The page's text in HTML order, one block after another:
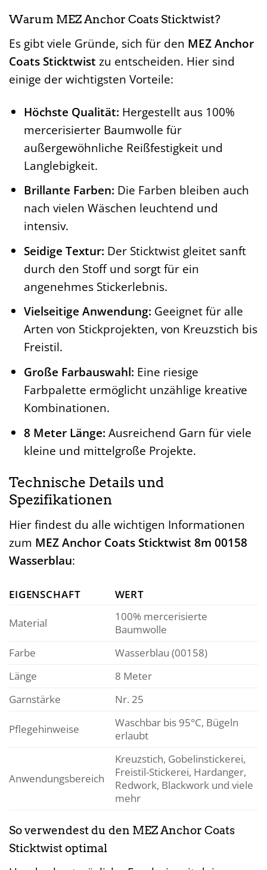
Warum MEZ Anchor Coats Sticktwist?
Es gibt viele Gründe, sich für den MEZ Anchor
Coats Sticktwist zu entscheiden. Hier sind
einige der wichtigsten Vorteile:
Höchste Qualität: Hergestellt aus 100%
mercerisierter Baumwolle für
außergewöhnliche Reißfestigkeit und
Langlebigkeit.
Brillante Farben: Die Farben bleiben auch
nach vielen Wäschen leuchtend und
intensiv.
Seidige Textur: Der Sticktwist gleitet sanft
durch den Stoff und sorgt für ein
angenehmes Stickerlebnis.
Vielseitige Anwendung: Geeignet für alle
Arten von Stickprojekten, von Kreuzstich bis
Freistil.
Große Farbauswahl: Eine riesige
Farbpalette ermöglicht unzählige kreative
Kombinationen.
8 Meter Länge: Ausreichend Garn für viele
kleine und mittelgroße Projekte.
Technische Details und
Spezifikationen
Hier findest du alle wichtigen Informationen
zum MEZ Anchor Coats Sticktwist 8m 00158
Wasserblau:
EIGENSCHAFT WERT
Material
100% mercerisierte
Baumwolle
Farbe
Wasserblau (00158)
Länge
8 Meter
Garnstärke
Nr. 25
Pflegehinweise
Waschbar bis 95°C, Bügeln
erlaubt
Anwendungsbereich
Kreuzstich, Gobelinstickerei,
Freistil-Stickerei, Hardanger,
Redwork, Blackwork und viele
mehr
So verwendest du den MEZ Anchor Coats
Sticktwist optimal